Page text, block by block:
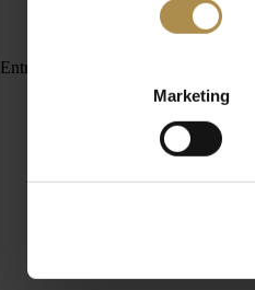
Marketing
Entrez un terme de recherche :